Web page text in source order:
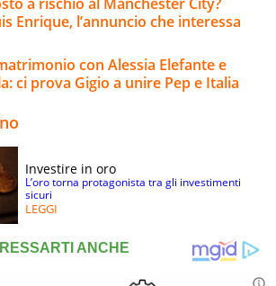
Enrique, l’annuncio che interessa
con Alessia Elefante e
ci prova Gigio a unire Pep e Italia
Investire in oro
L’oro torna protagonista tra gli investimenti
sicuri
LEGGI